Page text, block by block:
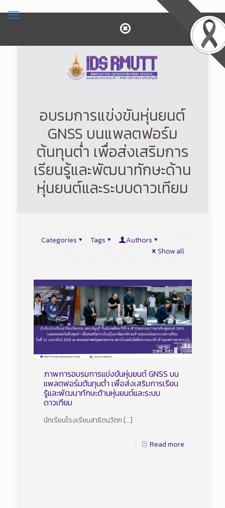
อบรมการแข่งขันหุ่นยนต์
GNSS บนแพลตฟอร์ม
ต้นทุนต่ำ เพื่อส่งเสริมการ
เรียนรู้และพัฒนาทักษะด้าน
หุ่นยนต์และระบบดาวเทียม
Categories Tags
Authors
Show all
ภาพการอบรมการแข่งขันหุ่นยนต์ GNSS บน
แพลตฟอร์มต้นทุนต่ำ เพื่อส่งเสริมการเรียน
รู้และพัฒนาทักษะด้านหุ่นยนต์และระบบ
ดาวเทียม
นักเรียนโรงเรียนสาธิตนวัตก[…]
Read more